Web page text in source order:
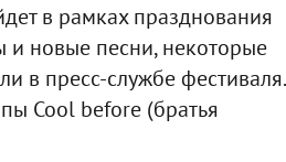
в рамках празднования
новые песни, некоторые
в пресс-службе фестиваля.
Cool before (братья